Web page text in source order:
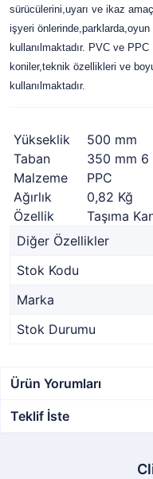
sürücülerini,uyarı ve ikaz
işyeri önlerinde,parklarda,oyun
kullanılmaktadır. PVC ve
koniler,teknik özellikleri ve
kullanılmaktadır.
Yükseklik
500 mm
Taban
350 mm 6
Malzeme
PPC
Ağırlık
0,82 Kğ
Özellik
Taşıma
Diğer Özellikler
Stok Kodu
Marka
Stok Durumu
Ürün Yorumları
Teklif İste